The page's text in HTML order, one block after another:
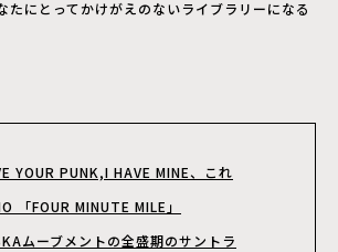
たにとってかけがえのないライブラリーになる
YOUR PUNK,I HAVE MINE、これ
「FOUR MINUTE MILE」
ムーブメントの全盛期のサントラ